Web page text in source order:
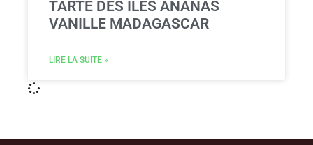
TARTE DES ILES ANANAS
VANILLE MADAGASCAR
LIRE LA SUITE »